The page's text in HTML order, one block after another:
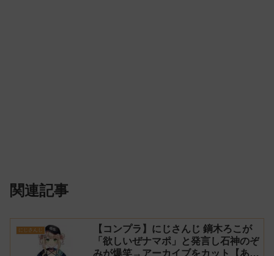
関連記事
にじさんじ
【コンプラ】にじさんじ 鏑木ろこが
「欲しいぜナマポ」と発言し石神のぞ
みが爆笑→アーカイブをカット【あら